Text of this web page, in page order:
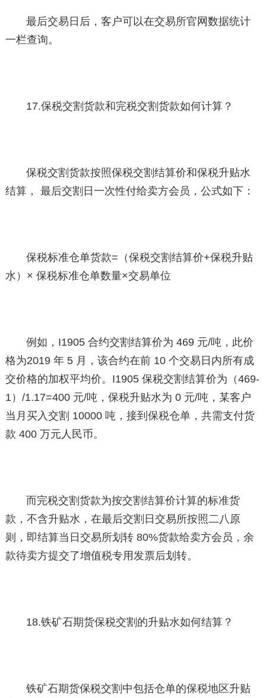
最后交易日后，客户可以在交易所官网数据统计
一栏查询。
17.保税交割货款和完税交割货款如何计算？
保税交割货款按照保税交割结算价和保税升贴水
结算， 最后交割日一次性付给卖方会员，公式如下：
保税标准仓单货款=（保税交割结算价+保税升贴
水）× 保税标准仓单数量×交易单位
例如，I1905 合约交割结算价为 469 元/吨，此价
格为2019 年 5 月，该合约在前 10 个交易日内所有成
交价格的加权平均价。I1905 保税交割结算价为（469-
1）/1.17=400 元/吨，保税升贴水为 0 元/吨，某客户
当月买入交割 10000 吨，接到保税仓单，共需支付货
款 400 万元人民币。
而完税交割货款为按交割结算价计算的标准货
款，不含升贴水，在最后交割日交易所按照二八原
则，即结算当日交易所划转 80%货款给卖方会员，余
款待卖方提交了增值税专用发票后划转。
18.铁矿石期货保税交割的升贴水如何结算？
铁矿石期货保税交割中包括仓单的保税地区升贴